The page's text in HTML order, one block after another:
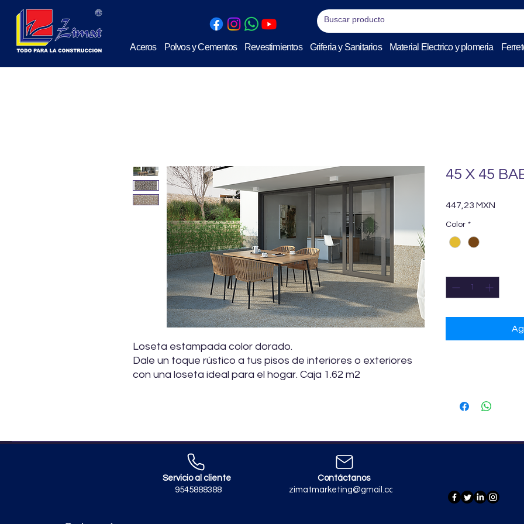
Aceros Polvos y Cementos Revestimientos Griferia y Sanitarios Material Electrico y plomeria
Loseta estampada color dorado.
Dale un toque rústico a tus pisos de interiores o exteriores
con una loseta ideal para el hogar. Caja 1.62 m2
45 X 45
447,23 MXN
Color *
Marca: VITROMEX
Acabado: Mate
Servicio al cliente
9545888388
Contáctanos
zimatmarketing@gmail.com